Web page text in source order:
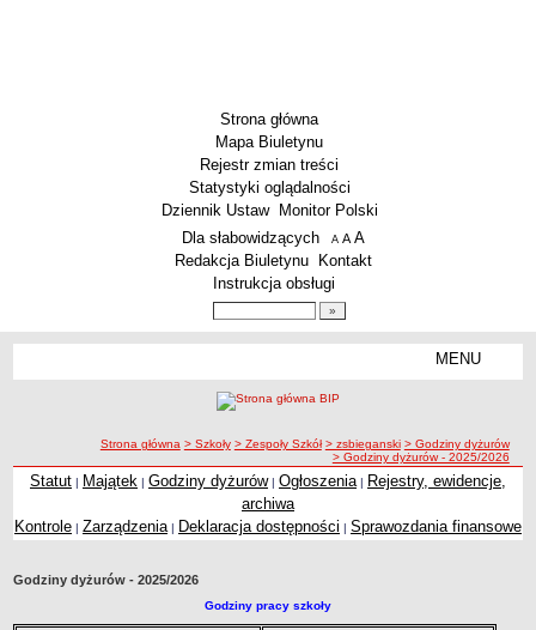
Strona główna
Mapa Biuletynu
Rejestr zmian treści
Statystyki oglądalności
Dziennik Ustaw
Monitor Polski
Menu dodatkowe
Dla słabowidzących A pomniejsz czcionkę
A standardowy rozmiar czcionki
A
Redakcja Biuletynu
Kontakt
Instrukcja obsługi
MENU
Zespoły Szkół
Techniczne Zakłady Naukowe
PRZEDSZKOLA
ARCHIWUM SZKÓŁ I PLACÓWEK
ścieżka nawigacji
Strona główna > Szkoły > Zespoły Szkół > zsbieganski > Godziny dyżurów
> Godziny dyżurów - 2025/2026
Statut | Majątek | Godziny dyżurów| Ogłoszenia | Rejestry, ewidencje,
archiwa
Kontrole | Zarządzenia | Deklaracja dostępności | Sprawozdania finansowe
Godziny dyżurów - 2025/2026
Godziny pracy szkoły